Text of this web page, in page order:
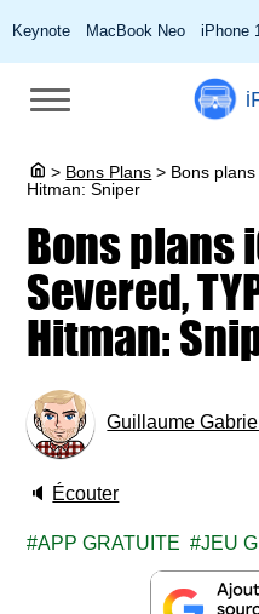
Keynote MacBook Neo iPhone
> Bons Plans > Bons
Hitman: Sniper
Bons plans
Severed,
Hitman:
Guillaume Gabriel
🔈 Écouter
APP GRATUITE JEU